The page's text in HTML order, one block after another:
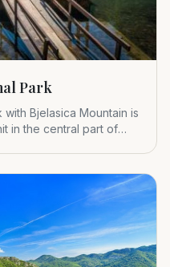
Park
Bjelasica Mountain is
in the central part of